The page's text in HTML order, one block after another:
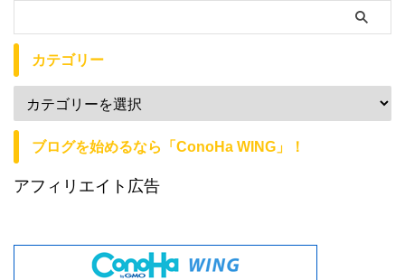
カテゴリー
ブログを始めるなら「ConoHa WING」！
アフィリエイト広告